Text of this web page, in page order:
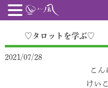
♡タロットを学ぶ♡
2021/07/28
こん
けい